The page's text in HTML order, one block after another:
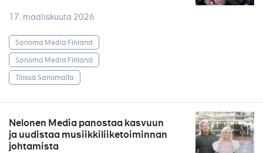
17. maaliskuuta 2026
Sanoma Media Finland
Sanoma Media Finland
Töissä Sanomalla
Nelonen Media panostaa kasvuun
ja uudistaa musiikkiliiketoiminnan
johtamista